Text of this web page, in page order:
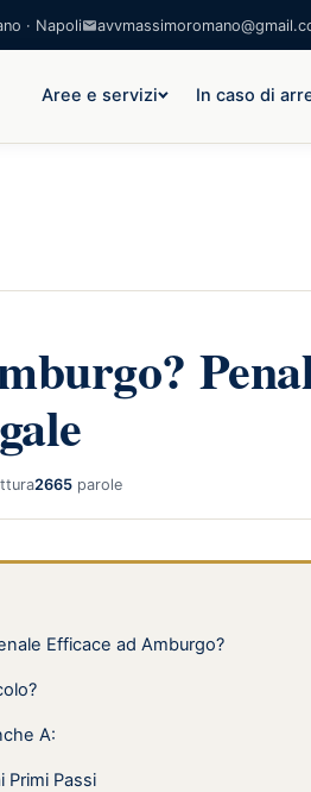
· Napoli
Aree e servizi In caso di
2665 parole
Efficace ad Amburgo?
A:
Primi Passi